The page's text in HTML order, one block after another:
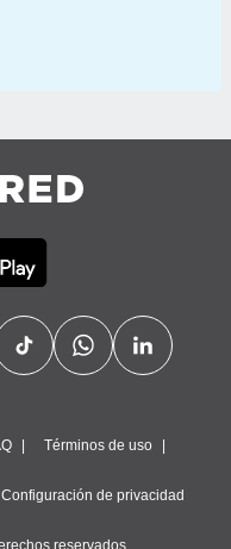
Términos de uso
Configuración de privacidad
reservados